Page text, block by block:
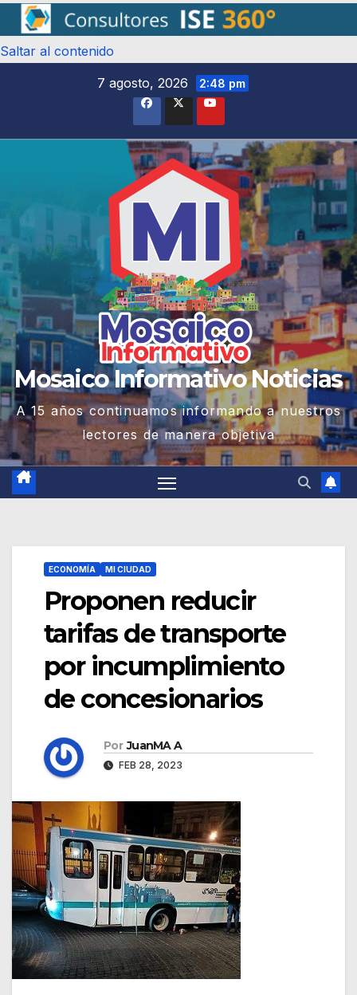
Saltar al contenido
7 agosto, 2026
2:48 pm
Mosaico Informativo Noticias
A 15 años continuamos informando a nuestros
lectores de manera objetiva
ECONOMÍA MI CIUDAD
Proponen reducir
tarifas de transporte
por incumplimiento
de concesionarios
Por JuanMA A
FEB 28, 2023